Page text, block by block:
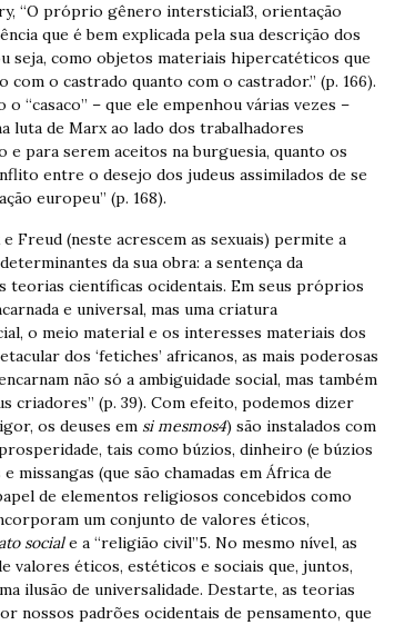
“O próprio gênero intersticial3, orientação
que é bem explicada pela sua descrição dos
seja, como objetos materiais hipercatéticos que
o castrado quanto com o castrador.” (p. 166).
“casaco” – que ele empenhou várias vezes –
luta de Marx ao lado dos trabalhadores
para serem aceitos na burguesia, quanto os
entre o desejo dos judeus assimilados de se
europeu” (p. 168).
Freud (neste acrescem as sexuais) permite a
da sua obra: a sentença da
teorias científicas ocidentais. Em seus próprios
e universal, mas uma criatura
o meio material e os interesses materiais dos
dos ‘fetiches’ africanos, as mais poderosas
não só a ambiguidade social, mas também
criadores” (p. 39). Com efeito, podemos dizer
os deuses em si mesmos4) são instalados com
tais como búzios, dinheiro (e búzios
missangas (que são chamadas em África de
de elementos religiosos concebidos como
um conjunto de valores éticos,
sociale a “religião civil”5. No mesmo nível, as
valores éticos, estéticos e sociais que, juntos,
ilusão de universalidade. Destarte, as teorias
nossos padrões ocidentais de pensamento, que